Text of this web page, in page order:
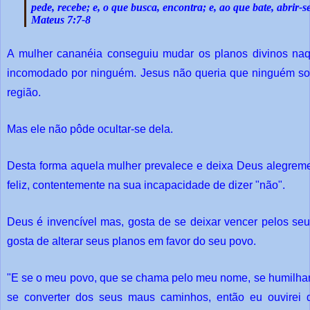
pede, recebe; e, o que busca, encontra; e, ao que bate, abrir-
Mateus 7:7-8
A mulher cananéia conseguiu mudar os planos divinos
incomodado por ninguém. Jesus não queria que ninguém
região.
Mas ele não pôde ocultar-se dela.
Desta forma aquela mulher prevalece e deixa Deus
feliz, contentemente na sua incapacidade de dizer "não".
Deus é invencível mas, gosta de se deixar vencer pelos
gosta de alterar seus planos em favor do seu povo.
"E se o meu povo, que se chama pelo meu nome, se
se converter dos seus maus caminhos, então eu ouvirei